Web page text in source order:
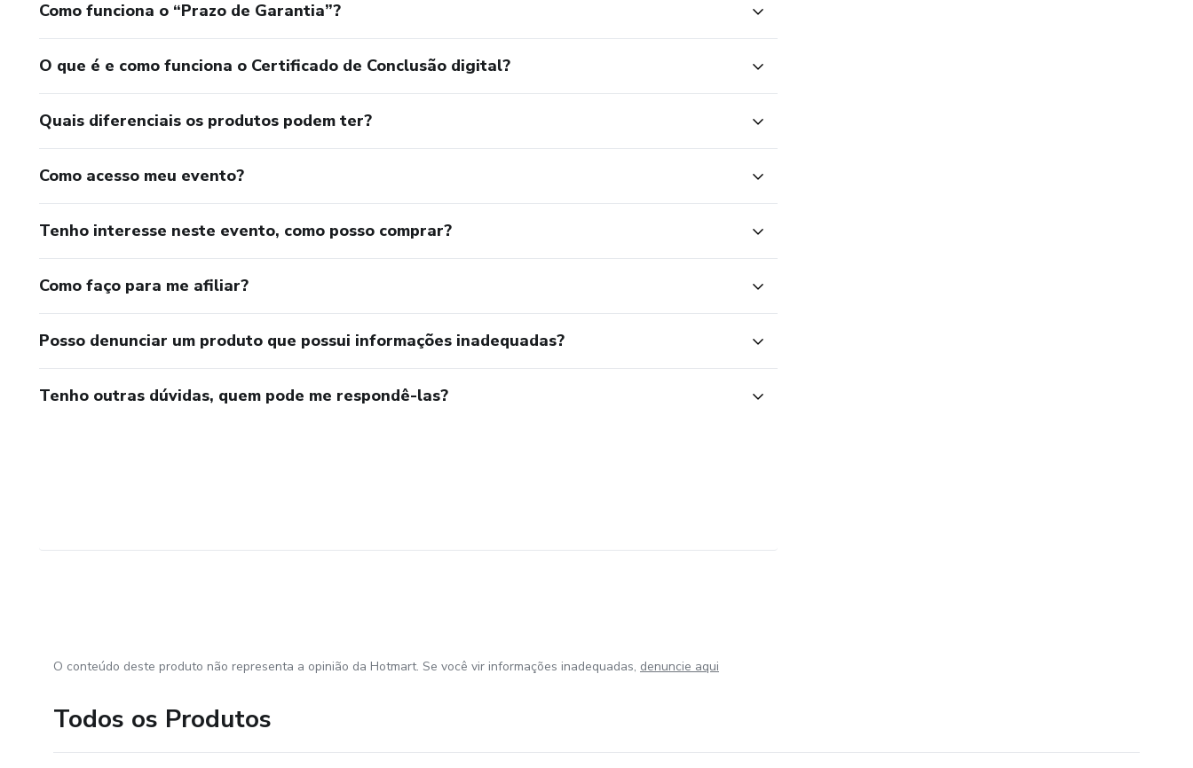
Como funciona o “Prazo de Garantia”?
O que é e como funciona o Certificado de Conclusão digital?
Quais diferenciais os produtos podem ter?
Como acesso meu evento?
Tenho interesse neste evento, como posso comprar?
Como faço para me afiliar?
Posso denunciar um produto que possui informações inadequadas?
Tenho outras dúvidas, quem pode me respondê-las?
O conteúdo deste produto não representa a opinião da Hotmart. Se você vir informações inadequadas, denuncie aqui
Todos os Produtos